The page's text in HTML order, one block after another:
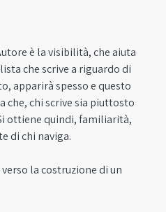
è la visibilità, che aiuta
che scrive a riguardo di
apparirà spesso e questo
che, chi scrive sia piuttosto
ottiene quindi, familiarità,
di chi naviga.
la costruzione di un